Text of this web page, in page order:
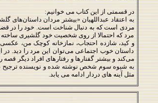
در قسمتی از این کتاب می خوانیم:
به اعتقاد عبداللهیان «بیشتر مردان داستان‌های
مردی است که به دنبال شناخت است. خود را در
مرد که احتمالا از روی شخصیت خود گلشیری
داستان خوب اجتماعی می‌توان این مرد را دید.
می‌کند و بیشتر گفتارها و رفتارهای افراد دیگر
به شیوه سوم شخص نوشته شده و نویسنده ترجیح
مثل آینه های دردار ادامه می یابد.